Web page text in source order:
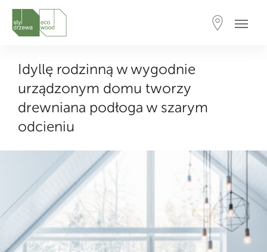
Idyllę rodzinną w wygodnie
urządzonym domu tworzy
drewniana podłoga w szarym
odcieniu